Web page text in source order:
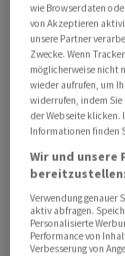
wie Browserdaten
von Akzeptieren
unsere Partner
Zwecke. Wenn
möglicherweise nicht
wieder aufrufen, um
widerrufen, indem
der Webseite klicken.
Informationen finden
Wir und
bereitzustellen:
Verwendung
aktiv abfragen.
Personalisierte
Performance von
Verbesserung von